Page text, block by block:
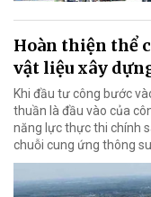
Hoàn thiện thể
vật liệu xây
Khi đầu tư công bước
thuần là đầu vào của
năng lực thực thi chính
chuỗi cung ứng thông